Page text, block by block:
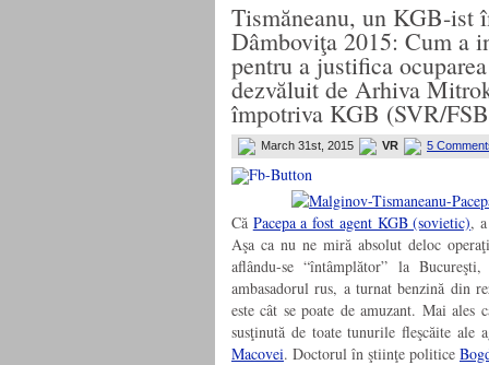
Tismăneanu, un KGB-ist
Dâmboviţa 2015: Cum a
pentru a justifica
dezvăluit de Arhiva
împotriva KGB (SVR/
March 31st, 2015 VR 5
Că Pacepa a fost agent KGB (sovietic),
Aşa ca nu ne miră absolut deloc
aflându-se “întâmplător” la
ambasadorul rus, a turnat benzină din
este cât se poate de amuzant. Mai ales
susţinută de toate tunurile fleşcăite ale
Macovei. Doctorul în ştiinţe politice